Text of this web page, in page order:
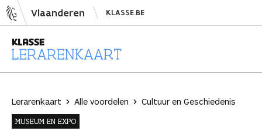
N
a
Vlaanderen KLASSE.BE
r
a
r
Lerarenkaart Alle voordelen
Cultuur en Geschiedenis
MUSEUM EN EXPO